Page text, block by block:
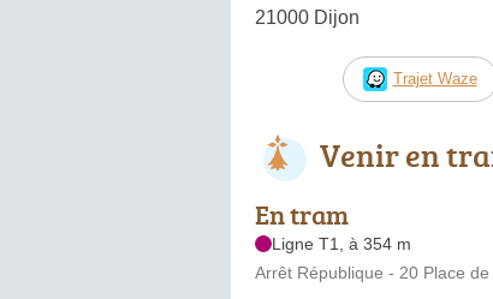
21000 Dijon
Trajet Waze
Venir en
En tram
Ligne T1, à 354 m
Arrêt République - 20 Place